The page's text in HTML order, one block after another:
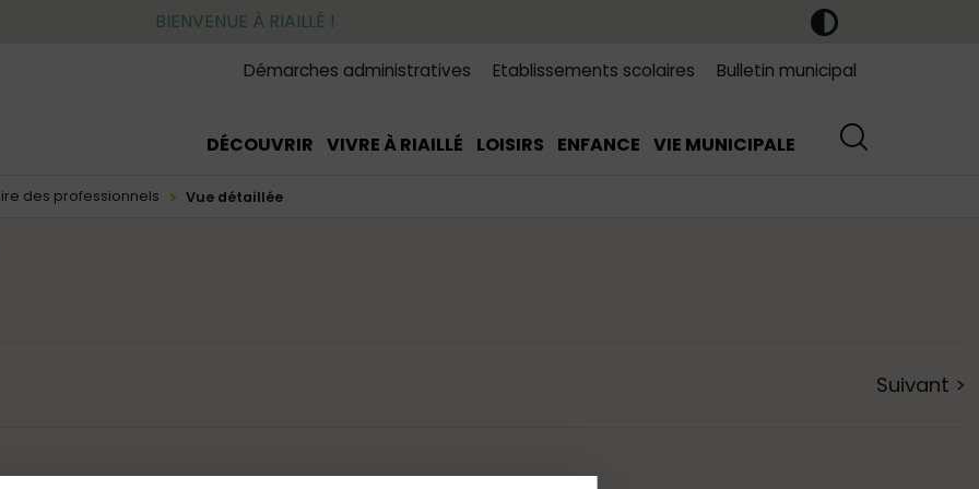
BIENVENUE À RIAILLÉ !
Démarches administratives Etablissements scolaires Bulletin municipal
DÉCOUVRIR VIVRE À RIAILLÉ LOISIRS ENFANCE VIE MUNICIPALE
des professionnels Vue détaillée
Suivant >